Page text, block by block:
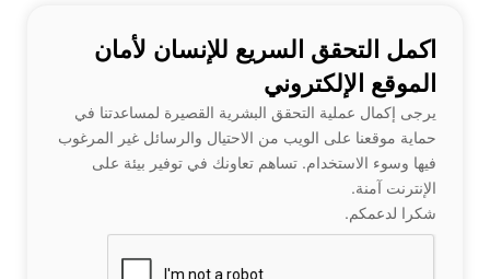
اكمل التحقق السريع للإنسان لأمان
الموقع الإلكتروني
يرجى إكمال عملية التحقق البشرية القصيرة لمساعدتنا في
حماية موقعنا على الويب من الاحتيال والرسائل غير المرغوب
فيها وسوء الاستخدام. تساهم تعاونك في توفير بيئة على
الإنترنت آمنة.
شكرا لدعمكم.